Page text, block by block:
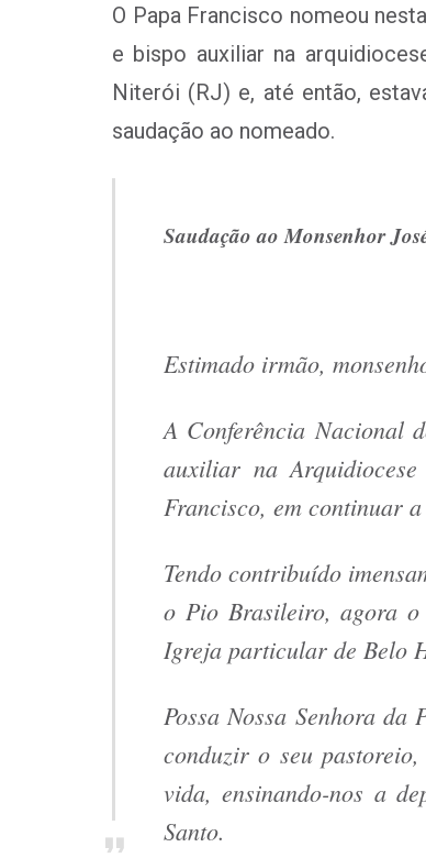
O Papa Francisco nomeou
e bispo auxiliar na
Niterói (RJ) e, até então,
saudação ao nomeado.
Saudação ao Monsenhor
Estimado irmão,
A Conferência Nacional
auxiliar na
Francisco, em continuar
Tendo contribuído
o Pio Brasileiro, agora
Igreja particular de Belo
Possa Nossa Senhora
conduzir o seu
vida, ensinando-nos a
Santo.